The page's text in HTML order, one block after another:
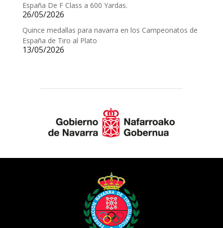
España De F Class a 600 Yardas.
26/05/2026
Quince medallas para navarra en los Campeonatos de
España de Tiro al Plato
13/05/2026